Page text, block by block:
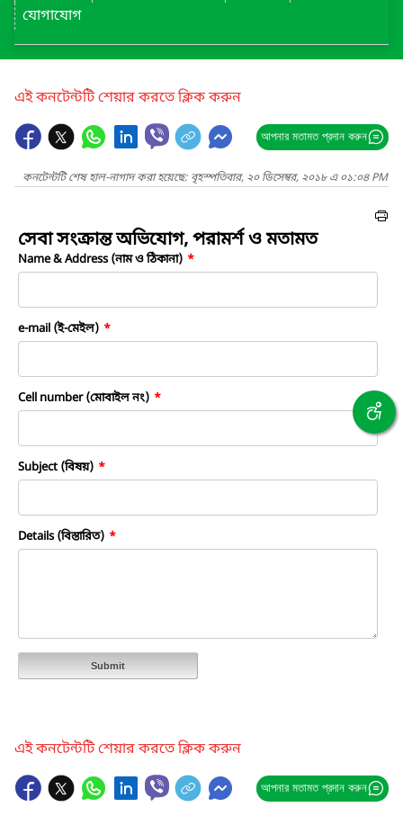
যোগাযোগ
এই কনটেন্টটি শেয়ার করতে ক্লিক করুন
আপনার মতামত প্রদান করুন
কনটেন্টটি শেষ হাল-নাগাদ করা হয়েছে: বৃহস্পতিবার, ২০ ডিসেম্বর, ২০১৮ এ ০১:০৪ PM
সেবা সংক্রান্ত অভিযোগ, পরামর্শ ও মতামত
Name & Address (নাম ও ঠিকানা) *
e-mail (ই-মেইল) *
Cell number (মোবাইল নং) *
Subject (বিষয়) *
Details (বিস্তারিত) *
Submit
এই কনটেন্টটি শেয়ার করতে ক্লিক করুন
আপনার মতামত প্রদান করুন